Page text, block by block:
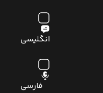
انگلیسی
فارسی